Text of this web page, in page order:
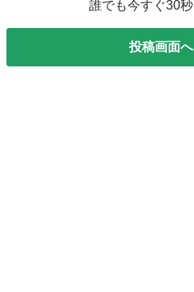
誰でも今すぐ30
投稿画面